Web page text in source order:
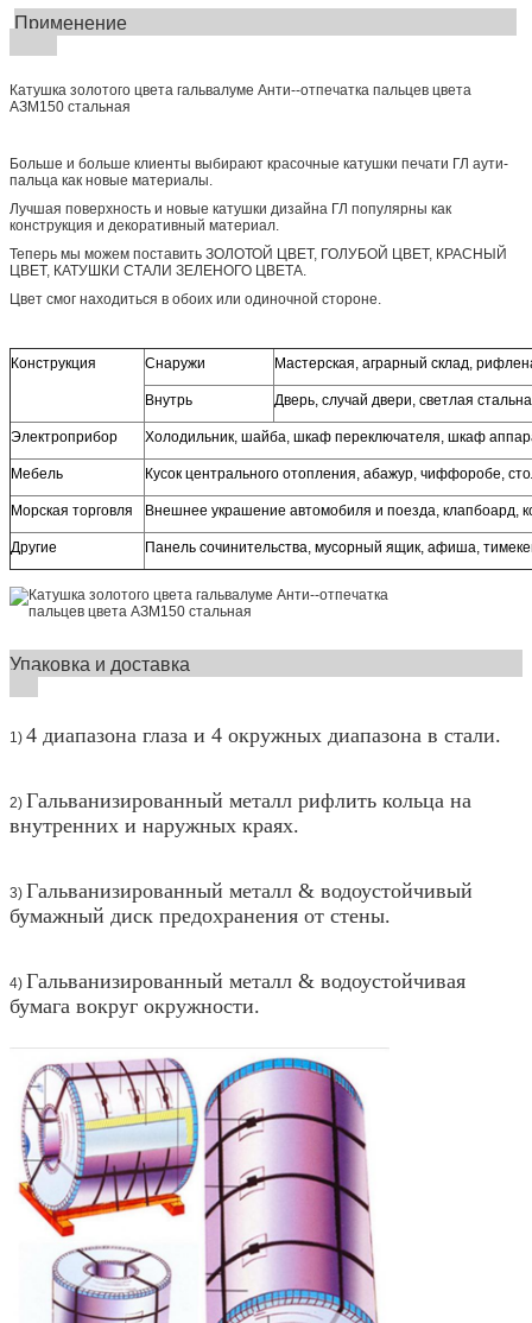
Применение
Катушка золотого цвета гальвалуме Анти--отпечатка пальцев цвета
АЗМ150 стальная
Больше и больше клиенты выбирают красочные катушки печати ГЛ аути-
пальца как новые материалы.
Лучшая поверхность и новые катушки дизайна ГЛ популярны как
конструкция и декоративный материал.
Теперь мы можем поставить ЗОЛОТОЙ ЦВЕТ, ГОЛУБОЙ ЦВЕТ, КРАСНЫЙ
ЦВЕТ, КАТУШКИ СТАЛИ ЗЕЛЕНОГО ЦВЕТА.
Цвет смог находиться в обоих или одиночной стороне.
Конструкция Снаружи Мастерская, аграрный склад,
Внутрь Дверь, случай двери, светлая
Электроприбор Холодильник, шайба, шкаф переключателя, шкаф
Мебель Кусок центрального отопления, абажур, чиффоробе,
Морская торговля Внешнее украшение автомобиля и поезда, клапбоард,
Другие Панель сочинительства, мусорный ящик, афиша,
Упаковка и доставка
1) 4 диапазона глаза и 4 окружных диапазона в стали.
2) Гальванизированный металл рифлить кольца на
внутренних и наружных краях.
3) Гальванизированный металл & водоустойчивый
бумажный диск предохранения от стены.
4) Гальванизированный металл & водоустойчивая
бумага вокруг окружности.